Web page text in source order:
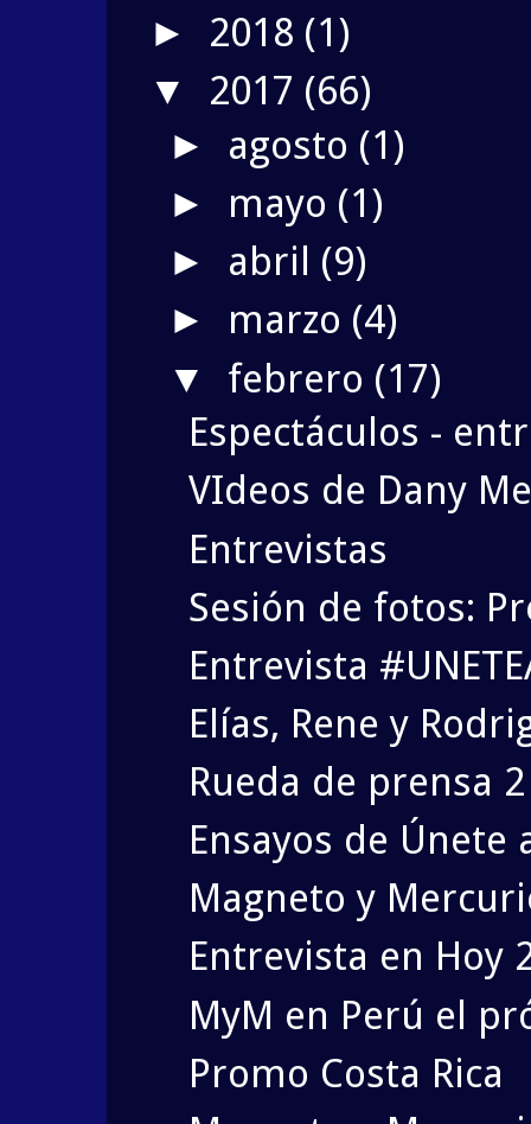
► 2018 (1)
▼ 2017 (66)
► agosto (1)
► mayo (1)
► abril (9)
► marzo (4)
▼ febrero (17)
Espectáculos -
VIdeos de Dany
Entrevistas
Sesión de fotos:
Entrevista
Elías, Rene y
Rueda de prensa
Ensayos de Únete
Magneto y
Entrevista en Hoy
MyM en Perú el
Promo Costa Rica